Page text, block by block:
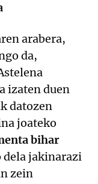
arabera,
da,
izaten duen
datozen
joateko
bihar
dela jakinarazi
zein